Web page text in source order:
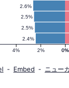
2.4%
2.5%
2.5%
2.6%
0%
4% 2% 0%
- Embed - ニュー